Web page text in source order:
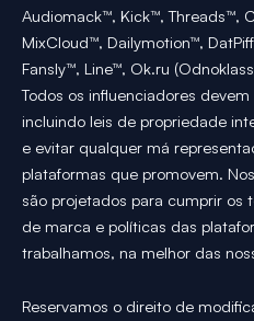
Audiomack™, Kick™, Threads™,
MixCloud™, Dailymotion™,
Fansly™, Line™, Ok.ru
Todos os influenciadores
incluindo leis de propriedade
e evitar qualquer má
plataformas que promovem.
são projetados para cumprir os
de marca e políticas das
trabalhamos, na melhor das
Reservamos o direito de